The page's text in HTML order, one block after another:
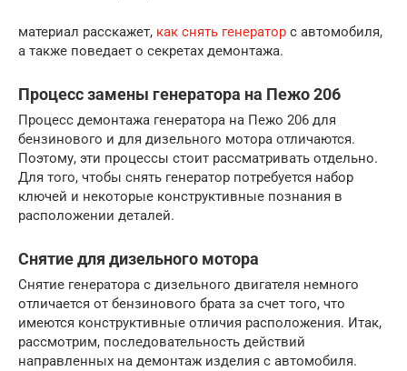
материал расскажет, как снять генератор с автомобиля,
а также поведает о секретах демонтажа.
Процесс замены генератора на Пежо 206
Процесс демонтажа генератора на Пежо 206 для
бензинового и для дизельного мотора отличаются.
Поэтому, эти процессы стоит рассматривать отдельно.
Для того, чтобы снять генератор потребуется набор
ключей и некоторые конструктивные познания в
расположении деталей.
Снятие для дизельного мотора
Снятие генератора с дизельного двигателя немного
отличается от бензинового брата за счет того, что
имеются конструктивные отличия расположения. Итак,
рассмотрим, последовательность действий
направленных на демонтаж изделия с автомобиля.